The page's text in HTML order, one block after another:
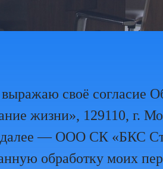
своё согласие
жизни», 129110, г.
— ООО СК «БКС
обработку моих